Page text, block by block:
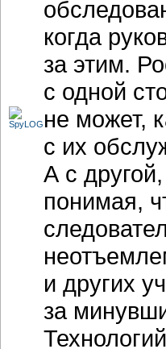
когда
за этим.
с одной
не может,
с их
А с
понимая,
и других
за